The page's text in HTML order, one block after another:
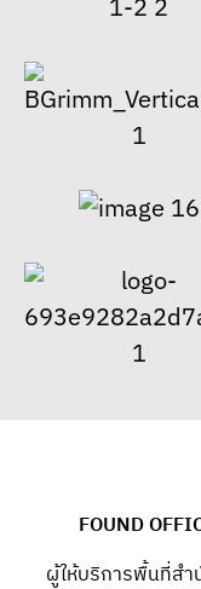
FOUND
ผู้ให้บริการพื้นที่สำ